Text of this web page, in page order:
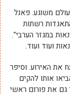
משוגע. פאנל
רשתות
במגזר הערבי".
ועוד ועוד.
את האירוע. וסיפר
אותו להקים
גם את פורום ראשי